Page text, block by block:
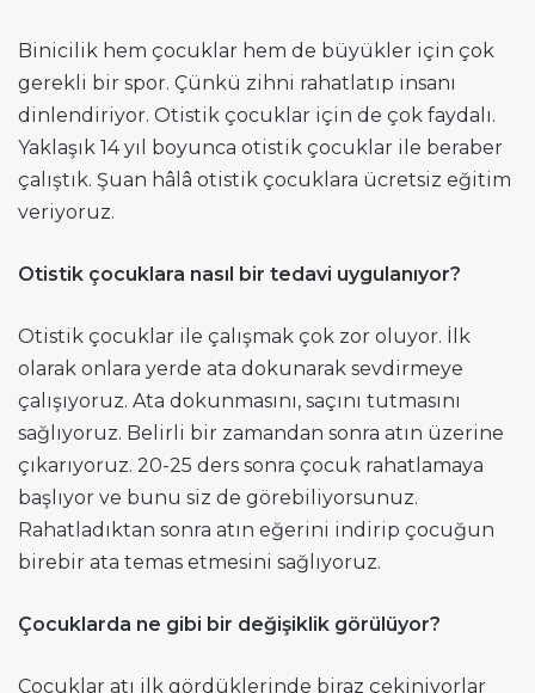
Binicilik hem çocuklar hem de büyükler için çok
gerekli bir spor. Çünkü zihni rahatlatıp insanı
dinlendiriyor. Otistik çocuklar için de çok faydalı.
Yaklaşık 14 yıl boyunca otistik çocuklar ile beraber
çalıştık. Şuan hâlâ otistik çocuklara ücretsiz eğitim
veriyoruz.
Otistik çocuklara nasıl bir tedavi uygulanıyor?
Otistik çocuklar ile çalışmak çok zor oluyor. İlk
olarak onlara yerde ata dokunarak sevdirmeye
çalışıyoruz. Ata dokunmasını, saçını tutmasını
sağlıyoruz. Belirli bir zamandan sonra atın üzerine
çıkarıyoruz. 20-25 ders sonra çocuk rahatlamaya
başlıyor ve bunu siz de görebiliyorsunuz.
Rahatladıktan sonra atın eğerini indirip çocuğun
birebir ata temas etmesini sağlıyoruz.
Çocuklarda ne gibi bir değişiklik görülüyor?
Çocuklar atı ilk gördüklerinde biraz çekiniyorlar